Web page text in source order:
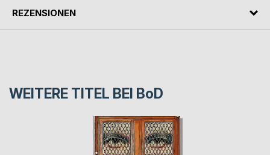
REZENSIONEN
WEITERE TITEL BEI BoD